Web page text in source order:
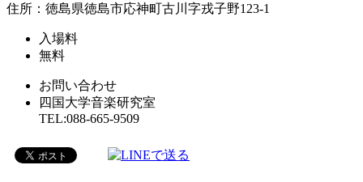
住所：徳島県徳島市応神町古川字戎子野123-1
入場料
無料
お問い合わせ
四国大学音楽研究室
TEL:088-665-9509